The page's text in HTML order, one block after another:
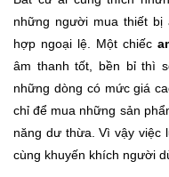
Phụ
Kiện
Công
Nghệ
Tivi
những người mua thiết bị
hợp ngoại lệ. Một chiếc
âm thanh tốt, bền bỉ thì
những dòng có mức giá
chỉ để mua những sản
năng dư thừa. Vì vậy việc
cùng khuyến khích người